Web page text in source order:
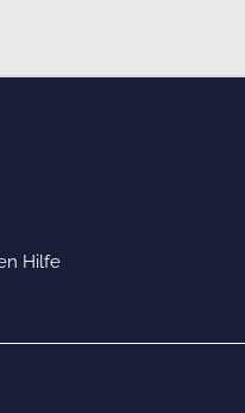
Hilfe